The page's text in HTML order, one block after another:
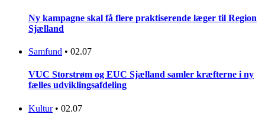
Ny kampagne skal få flere praktiserende læger til Region
Sjælland
Samfund • 02.07
VUC Storstrøm og EUC Sjælland samler kræfterne i ny
fælles udviklingsafdeling
Kultur • 02.07